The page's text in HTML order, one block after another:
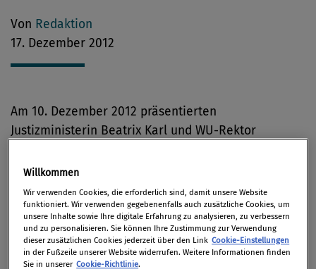
Von Redaktion
17. Dezember 2012
Am 10. Dezember 2012 präsentierten
Justizministerin Beatrix Karl und WU-Rektor
Michael Lang den WU Executive Academy-Lehrgang
„Wirtschaftskriminalität und Recht“, der die
wirtschaftliche Expertise der Teilnehmer steigern
soll.
„Korruption und Wirtschaftskriminalität müssen in
Willkommen
Wir verwenden Cookies, die erforderlich sind, damit unsere Website
funktioniert. Wir verwenden gegebenenfalls auch zusätzliche Cookies, um
unsere Inhalte sowie Ihre digitale Erfahrung zu analysieren, zu verbessern
und zu personalisieren. Sie können Ihre Zustimmung zur Verwendung
dieser zusätzlichen Cookies jederzeit über den Link Cookie-Einstellungen
in der Fußzeile unserer Website widerrufen. Weitere Informationen finden
Sie in unserer Cookie-Richtlinie.